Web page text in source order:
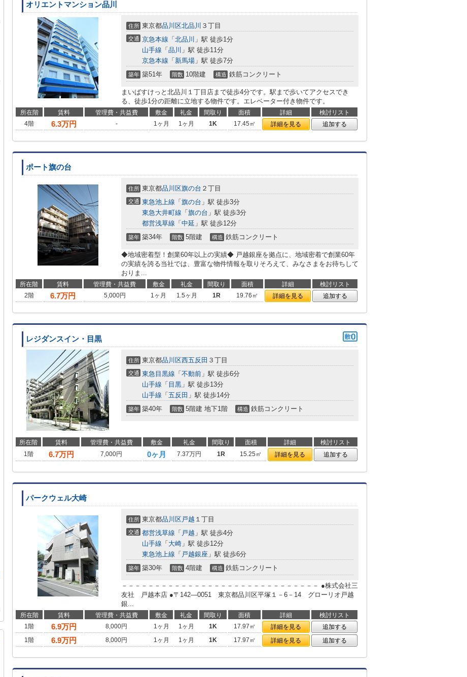
オリエントマンション品川
住所 東京都品川区北品川 ３丁目
交通 京急本線 「 北品川 」駅 徒歩1分
山手線 「 品川 」駅 徒歩11分
京急本線 「 新馬場 」駅 徒歩7分
築年 築51年 階数 10階建 構造 鉄筋コンクリート
まいばすけっと北品川１丁目店まで徒歩4分です。駅まで歩いてアクセスでき
る、徒歩1分の距離に立地する物件です。エレベーター付き物件です。
所在階 賃料 管理費・共益費 敷金 礼金 間取り 面積 詳細
検討リスト
4階
6.3万円 - 1ヶ月 1ヶ月 1K 17.45㎡ 詳細を見る 追加する
ポート旗の台
住所 東京都品川区旗の台 ２丁目
交通 東急池上線 「 旗の台 」駅 徒歩3分
東急大井町線 「 旗の台 」駅 徒歩3分
都営浅草線 「 中延 」駅 徒歩12分
築年 築34年 階数 5階建 構造 鉄筋コンクリート
◆地域密着型！創業60年以上の実績◆ 戸越銀座を拠点に、地域密着で創業60年
の実績を誇る当社では、豊富な物件情報を取りそろえて、みなさまをお待ちして
おりま...
所在階 賃料 管理費・共益費 敷金 礼金 間取り 面積 詳細
検討リスト
2階
6.7万円 5,000円 1ヶ月 1.5ヶ月 1R 19.76㎡ 詳細を見る 追加する
レジダンスイン・目黒
住所 東京都品川区西五反田 ３丁目
交通 東急目黒線 「 不動前 」駅 徒歩6分
山手線 「 目黒 」駅 徒歩13分
山手線 「 五反田 」駅 徒歩14分
築年 築40年 階数 5階建 地下1階 構造 鉄筋コンクリート
所在階 賃料 管理費・共益費 敷金 礼金 間取り 面積 詳細
検討リスト
1階
6.7万円 7,000円 0ヶ月 7.37万円 1R 15.25㎡ 詳細を見る 追加する
パークウェル大崎
住所 東京都品川区戸越 １丁目
交通 都営浅草線 「 戸越 」駅 徒歩4分
山手線 「 大崎 」駅 徒歩12分
東急池上線 「 戸越銀座 」駅 徒歩6分
築年 築30年 階数 4階建 構造 鉄筋コンクリート
－－－－－－－－－－－－－－－－－－－－－－－－－－－－－－ ●株式会社三
友社 戸越本店 ●〒142―0051 東京都品川区平塚１－6－14 グローリオ戸越
銀...
所在階 賃料 管理費・共益費 敷金 礼金 間取り 面積 詳細
検討リスト
1階
6.9万円 8,000円 1ヶ月 1ヶ月 1K 17.97㎡ 詳細を見る
追加する
1階
6.9万円 8,000円 1ヶ月 1ヶ月 1K 17.97㎡ 詳細を見る 追加する